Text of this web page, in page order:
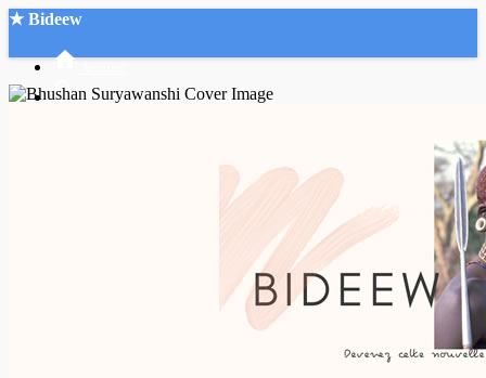
★ Bideew